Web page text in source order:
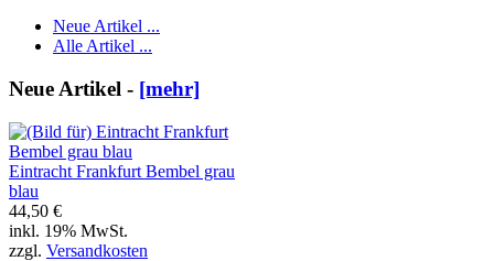
Neue Artikel ...
Alle Artikel ...
Neue Artikel - [mehr]
Eintracht Frankfurt Bembel grau
blau
44,50 €
inkl. 19% MwSt.
zzgl. Versandkosten